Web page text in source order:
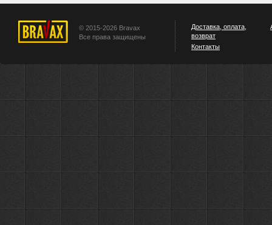
© 2015-2026 Bravax
Все права защищены
Доставка, оплата,
возврат
Контакты